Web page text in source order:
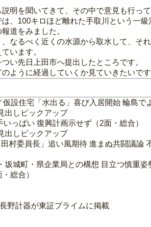
明を聞いてきて、その中で意見も行って
、100キロほど離れた手取川という一
道をみました。
なるべく近くの水源から取水して、そ
います。
い先日上田市へ提出したところです。
ように経過していくか見ていきたいで
設住宅「水出る」喜び入居開始 輪島で
出しピックアップ
っぱい 復興計画示せず（2面・総合）
出しピックアップ
委員長」追い風期待 進まぬ共闘議論
城町・県企業局との構想 目立つ慎重
総合）
野計器が東証プライムに掲載